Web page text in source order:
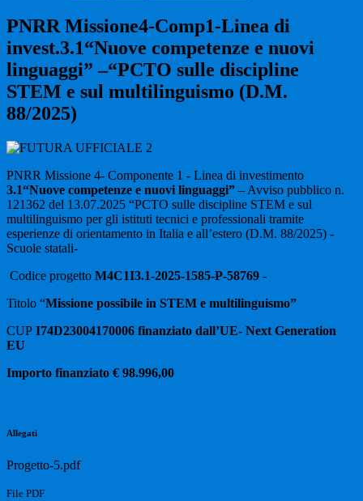
PNRR Missione4-Comp1-Linea di
invest.3.1“Nuove competenze e nuovi
linguaggi” –“PCTO sulle discipline
STEM e sul multilinguismo (D.M.
88/2025)
PNRR Missione 4- Componente 1 - Linea di investimento
3.1“Nuove competenze e nuovi linguaggi” – Avviso pubblico n.
121362 del 13.07.2025 “PCTO sulle discipline STEM e sul
multilinguismo per gli istituti tecnici e professionali tramite
esperienze di orientamento in Italia e all’estero (D.M. 88/2025) -
Scuole statali-
Codice progetto M4C1I3.1-2025-1585-P-58769 -
Titolo “Missione possibile in STEM e multilinguismo”
CUP I74D23004170006 finanziato dall’UE- Next Generation
EU
Importo finanziato € 98.996,00
Allegati
Progetto-5.pdf
File PDF